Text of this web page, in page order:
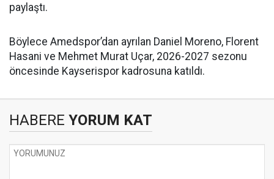
paylaştı.
Böylece Amedspor’dan ayrılan Daniel Moreno, Florent
Hasani ve Mehmet Murat Uçar, 2026-2027 sezonu
öncesinde Kayserispor kadrosuna katıldı.
HABERE YORUM KAT